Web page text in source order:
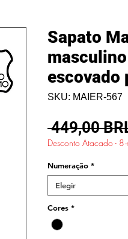
Sapato
escovado
SKU: MAIER-567
449,00
Desconto Atacado -
Numeração *
Elegir
Cores *